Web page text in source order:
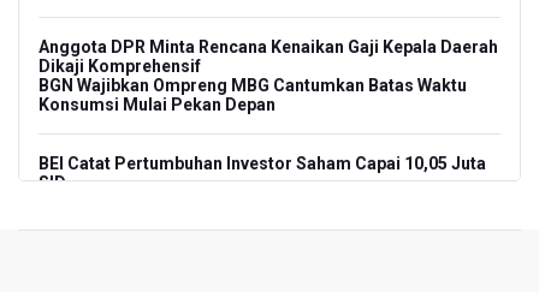
Anggota DPR Minta Rencana Kenaikan Gaji Kepala Daerah
Dikaji Komprehensif
BGN Wajibkan Ompreng MBG Cantumkan Batas Waktu
Konsumsi Mulai Pekan Depan
BEI Catat Pertumbuhan Investor Saham Capai 10,05 Juta
SID